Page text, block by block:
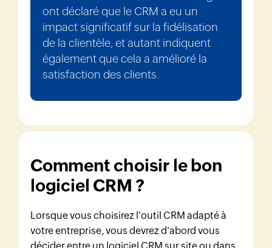
ont déclaré que le CRM a eu un
impact significatif sur la fidélisation
de la clientèle, et autant indiquent
également que cela a amélioré la
satisfaction des clients.
Comment choisir le bon
logiciel CRM ?
Lorsque vous choisirez l'outil CRM adapté à
votre entreprise, vous devrez d'abord vous